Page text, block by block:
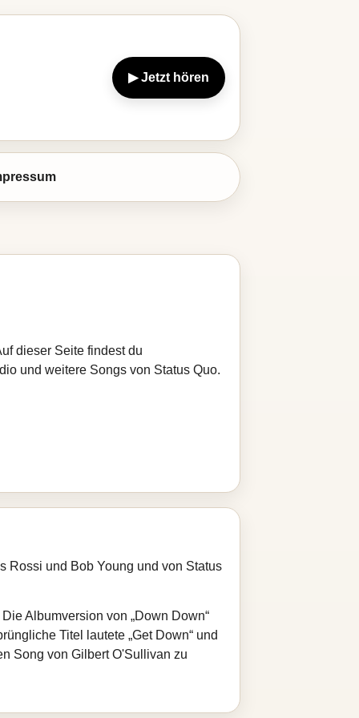
▶ Jetzt hören
dieser Seite findest du
und weitere Songs von Status Quo.
Rossi und Bob Young und von Status
Albumversion von „Down Down“
Titel lautete „Get Down“ und
Song von Gilbert O'Sullivan zu